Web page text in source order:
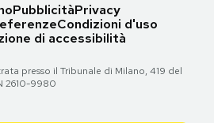
PubblicitàPrivacy
Condizioni d'uso
di accessibilità
presso il Tribunale di Milano, 419 del
2610-9980